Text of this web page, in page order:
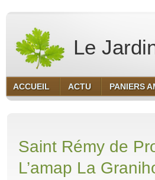
Le
ACCUEIL ACTU PANIERS
Saint Rémy de
L’amap La